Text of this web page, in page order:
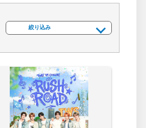
絞り込み